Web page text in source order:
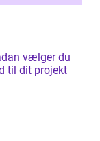
til dit projekt